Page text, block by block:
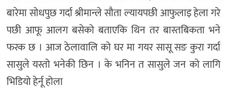
बारेमा सोधपुछ गर्दा श्रीमान्ले सौता ल्यायपछी आफुलाइ हेला गरे
पछी आफू आलग बसेको बताएकि थिन तर बास्तबिकता भने
फरक छ । आज ठेलावालि को घर मा गयर सासू सङ कुरा गर्दा
सासुले यस्तो भनेकी छिन । के भनिन त सासुले जन को लागि
भिडियो हेर्नू होला